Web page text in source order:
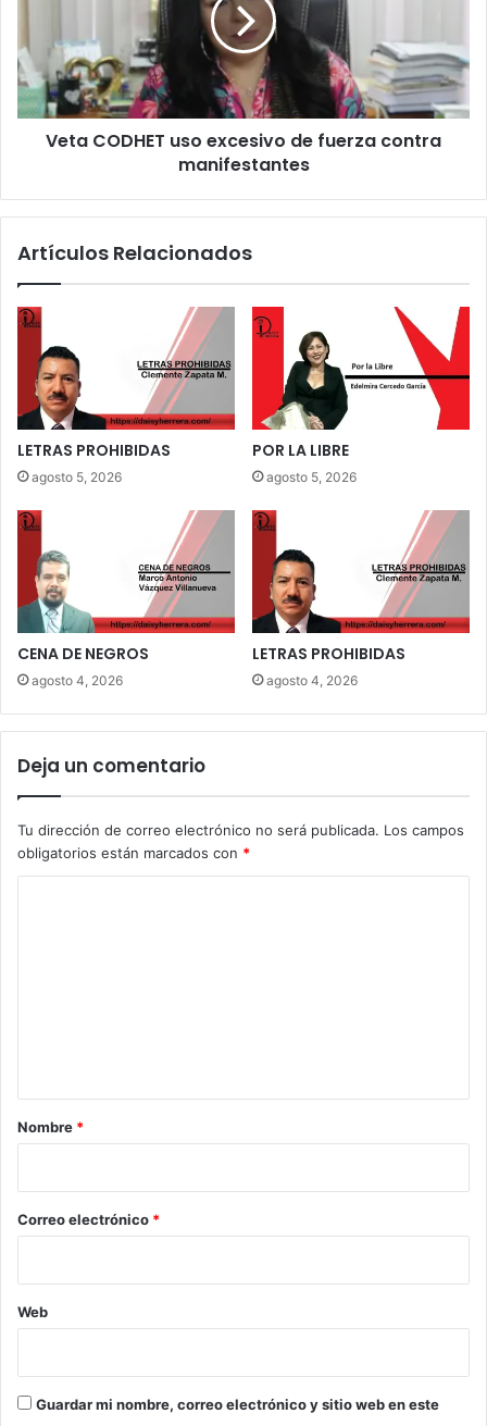
Veta CODHET uso excesivo de fuerza contra
manifestantes
Artículos Relacionados
LETRAS PROHIBIDAS
agosto 5, 2026
POR LA LIBRE
agosto 5, 2026
CENA DE NEGROS
agosto 4, 2026
LETRAS PROHIBIDAS
agosto 4, 2026
Deja un comentario
Tu dirección de correo electrónico no será publicada. Los campos
obligatorios están marcados con *
r
*
Nombre *
Correo electrónico *
Web
Guardar mi nombre, correo electrónico y sitio web en este